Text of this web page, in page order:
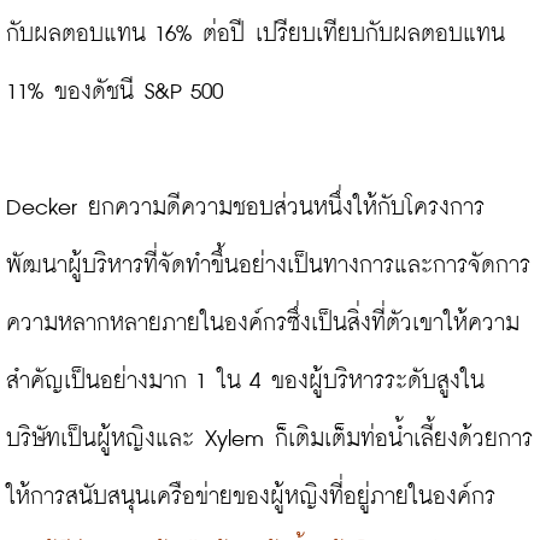
กับผลตอบแทน 16% ต่อปี เปรียบเทียบกับผลตอบแทน
11% ของดัชนี S&P 500
Decker ยกความดีความชอบส่วนหนึ่งให้กับโครงการ
พัฒนาผู้บริหารที่จัดทำขึ้นอย่างเป็นทางการและการจัดการ
ความหลากหลายภายในองค์กรซึ่งเป็นสิ่งที่ตัวเขาให้ความ
สำคัญเป็นอย่างมาก 1 ใน 4 ของผู้บริหารระดับสูงใน
บริษัทเป็นผู้หญิงและ Xylem ก็เติมเต็มท่อน้ำเลี้ยงด้วยการ